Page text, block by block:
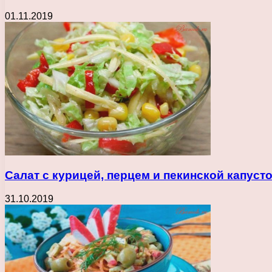
01.11.2019
Салат с курицей, перцем и пекинской
31.10.2019